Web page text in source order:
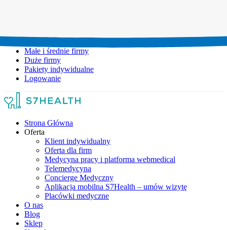
Małe i średnie firmy
Duże firmy
Pakiety indywidualne
Logowanie
Strona Główna
Oferta
Klient indywidualny
Oferta dla firm
Medycyna pracy i platforma webmedical
Telemedycyna
Concierge Medyczny
Aplikacja mobilna S7Health – umów wizytę
Placówki medyczne
O nas
Blog
Sklep